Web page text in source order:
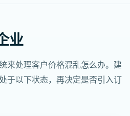
业
来处理客户价格混乱怎么办。建
于以下状态，再决定是否引入订